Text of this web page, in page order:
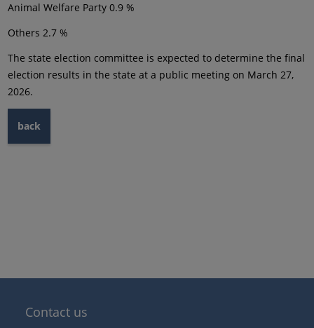
Animal Welfare Party 0.9 %
Others 2.7 %
The state election committee is expected to determine the final
election results in the state at a public meeting on March 27,
2026.
back
Contact us